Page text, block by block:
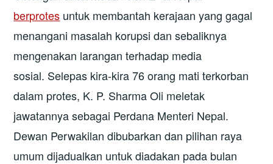
berprotes untuk membantah kerajaan yang gagal
menangani masalah korupsi dan sebaliknya
mengenakan larangan terhadap media
sosial. Selepas kira-kira 76 orang mati terkorban
dalam protes, K. P. Sharma Oli meletak
jawatannya sebagai Perdana Menteri Nepal.
Dewan Perwakilan dibubarkan dan pilihan raya
umum dijadualkan untuk diadakan pada bulan